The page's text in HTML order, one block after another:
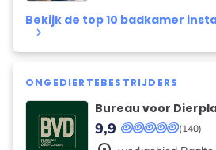
Bekijk de top 10 badkamer
keyboard_arrow_right
ONGEDIERTEBESTRIJDERS
Bureau voor
(140)
9,9